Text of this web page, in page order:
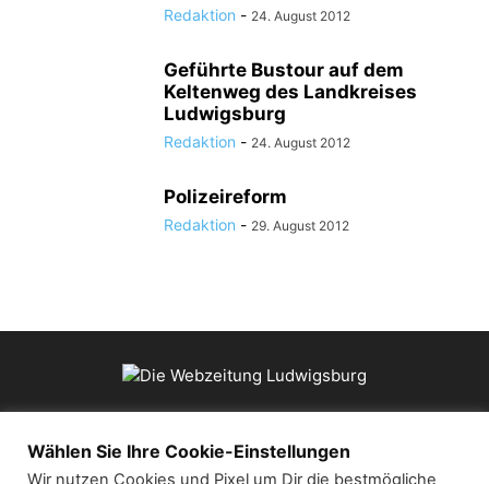
Redaktion - 24. August 2012
Geführte Bustour auf dem
Keltenweg des Landkreises
Ludwigsburg
Redaktion - 24. August 2012
Polizeireform
Redaktion - 29. August 2012
ÜBER UNS
Wählen Sie Ihre Cookie-Einstellungen
Wir nutzen Cookies und Pixel um Dir die bestmögliche